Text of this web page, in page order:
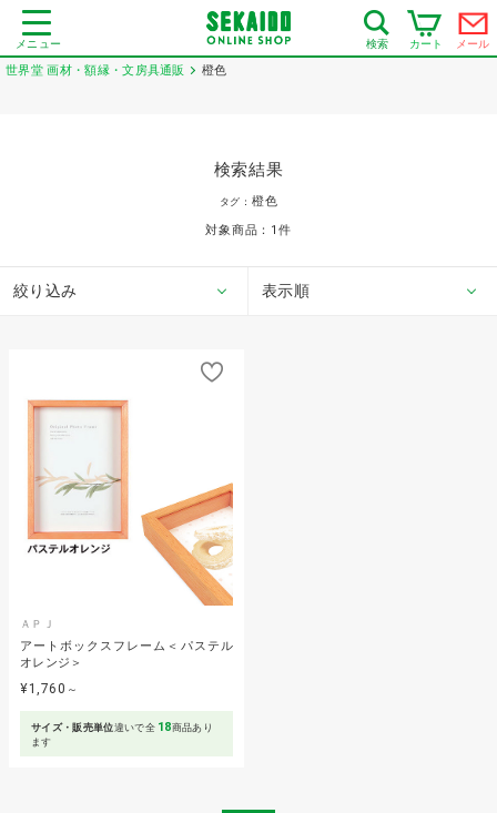
メニュー 検索 カート メール
世界堂 画材・額縁・文房具通販 橙色
検索結果
タグ： 橙色
対象商品： 1 件
絞り込み 表示順
ＡＰＪ
アートボックスフレーム＜パステル
オレンジ＞
¥1,760 ～
サイズ・販売単位違いで全 18商品あり
ます